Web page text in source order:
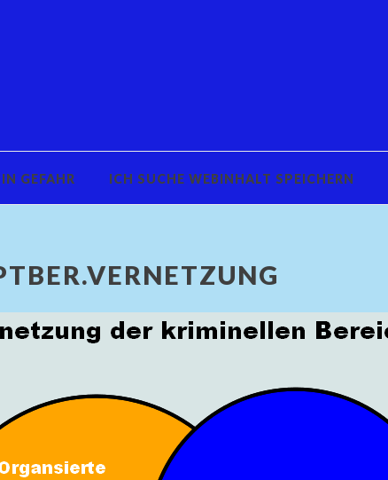
GEFAHR ICH SUCHE WEBINHALT SPEICHERN